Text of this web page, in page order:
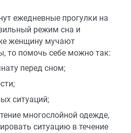
ежедневные прогулки на
режим сна и
женщину мучают
то помочь себе можно так:
перед сном;
ситуаций;
многослойной одежде,
ситуацию в течение